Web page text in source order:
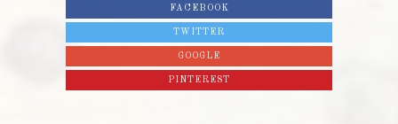
FACEBOOK
TWITTER
GOOGLE
PINTEREST